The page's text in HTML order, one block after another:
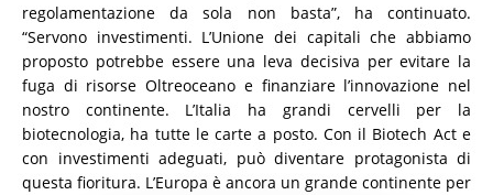
regolamentazione da sola non basta”, ha continuato.
“Servono investimenti. L’Unione dei capitali che abbiamo
proposto potrebbe essere una leva decisiva per evitare la
fuga di risorse Oltreoceano e finanziare l’innovazione nel
nostro continente. L’Italia ha grandi cervelli per la
biotecnologia, ha tutte le carte a posto. Con il Biotech Act e
con investimenti adeguati, può diventare protagonista di
questa fioritura. L’Europa è ancora un grande continente per